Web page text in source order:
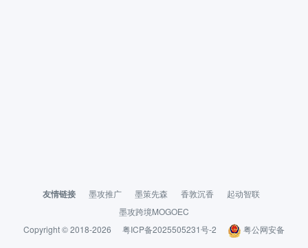
友情链接 墨攻推广 墨策先森 香敦沉香
起动智联
墨攻跨境MOGOEC
Copyright © 2018-2026
粤ICP备2025505231号-2 粤公网安备